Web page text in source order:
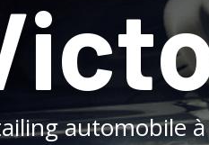
automobile